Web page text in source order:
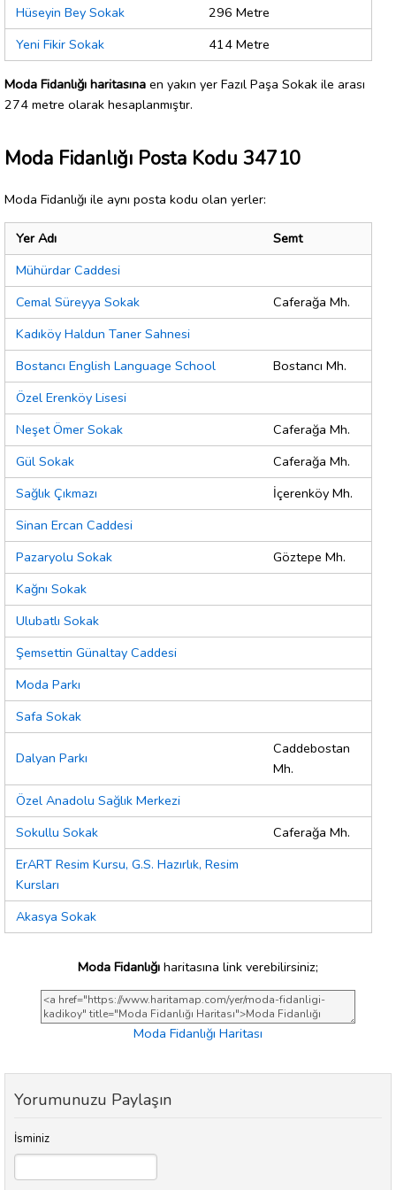
Hüseyin Bey Sokak
296 Metre
Yeni Fikir Sokak
414 Metre
Moda Fidanlığı haritasına en yakın yer Fazıl Paşa Sokak ile arası
274 metre olarak hesaplanmıştır.
Moda Fidanlığı Posta Kodu 34710
Moda Fidanlığı ile aynı posta kodu olan yerler:
Yer Adı
Semt
Mühürdar Caddesi
Cemal Süreyya Sokak
Caferağa Mh.
Kadıköy Haldun Taner Sahnesi
Bostancı English Language School
Bostancı Mh.
Özel Erenköy Lisesi
Neşet Ömer Sokak
Caferağa Mh.
Gül Sokak
Caferağa Mh.
Sağlık Çıkmazı
İçerenköy Mh.
Sinan Ercan Caddesi
Pazaryolu Sokak
Göztepe Mh.
Kağnı Sokak
Ulubatlı Sokak
Şemsettin Günaltay Caddesi
Moda Parkı
Safa Sokak
Dalyan Parkı
Caddebostan
Mh.
Özel Anadolu Sağlık Merkezi
Sokullu Sokak
Caferağa Mh.
ErART Resim Kursu, G.S. Hazırlık, Resim
Kursları
Akasya Sokak
Moda Fidanlığı haritasına link verebilirsiniz;
Moda Fidanlığı Haritası
Yorumunuzu Paylaşın
İsminiz